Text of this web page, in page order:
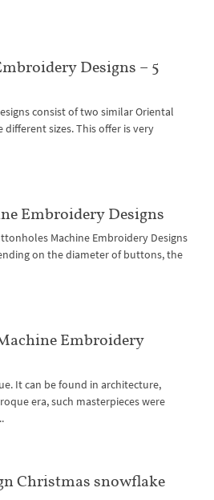
Designs – 5
consist of two similar Oriental
sizes. This offer is very
Embroidery Designs
Machine Embroidery Designs
on the diameter of buttons, the
Embroidery
It can be found in architecture,
era, such masterpieces were
Christmas snowflake